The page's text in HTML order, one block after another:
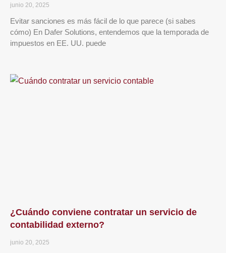
junio 20, 2025
Evitar sanciones es más fácil de lo que parece (si sabes
cómo) En Dafer Solutions, entendemos que la temporada de
impuestos en EE. UU. puede
¿Cuándo conviene contratar un servicio de
contabilidad externo?
junio 20, 2025